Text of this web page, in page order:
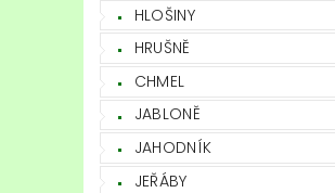
HLOŠINY
HRUŠNĚ
CHMEL
JABLONĚ
JAHODNÍK
JEŘÁBY